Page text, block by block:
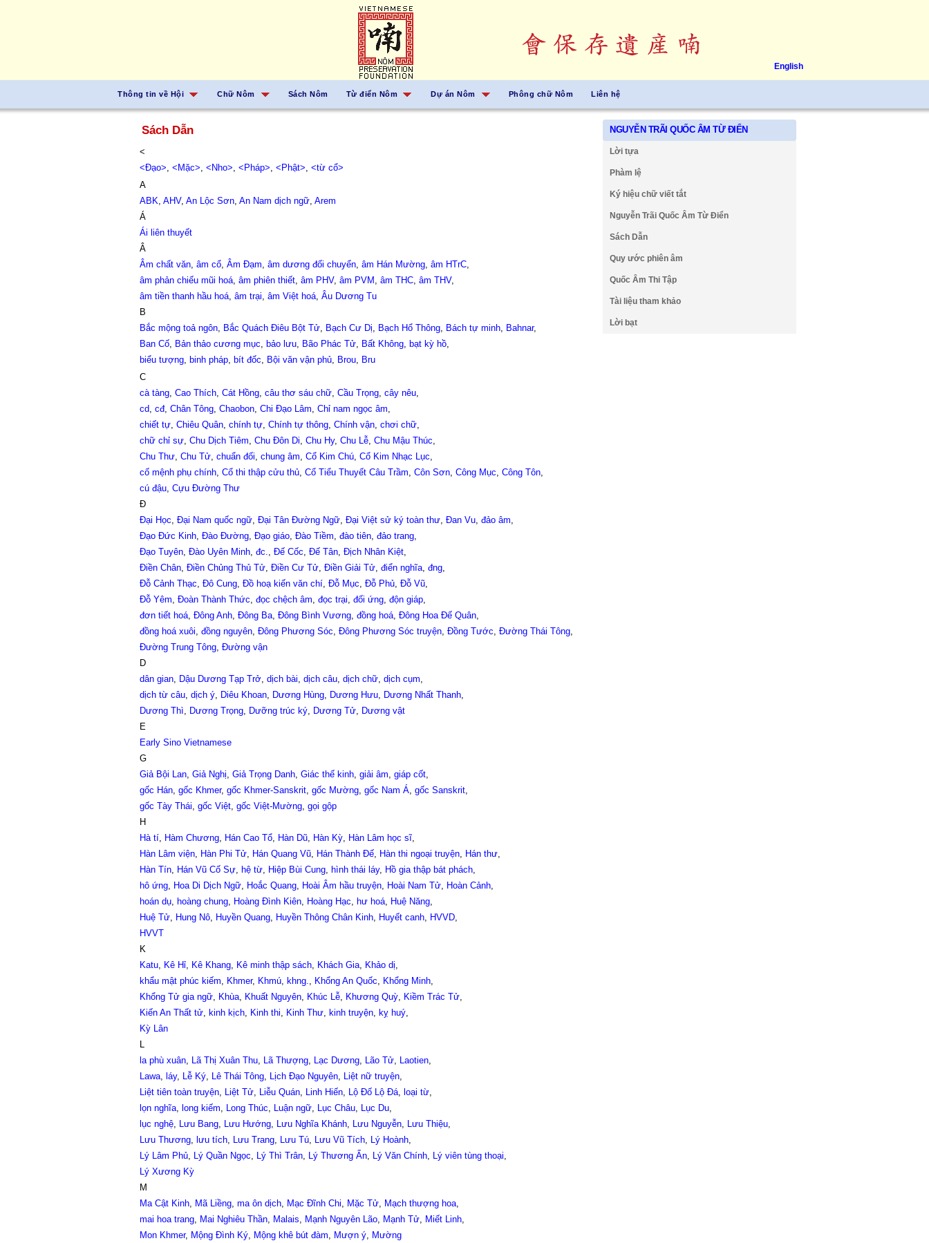
English
Thông tin về Hội Chữ Nôm Sách Nôm Từ điển Nôm Dự án Nôm Phông chữ Nôm Liên hệ
Sách Dẫn
<
<Đạo>, <Mặc>, <Nho>, <Pháp>, <Phật>, <từ cổ>
A
ABK, AHV, An Lộc Sơn, An Nam dịch ngữ, Arem
Á
Ái liên thuyết
Â
Âm chất văn, âm cổ, Âm Đạm, âm dương đối chuyển, âm Hán Mường, âm HTrC,
âm phản chiếu mũi hoá, âm phiên thiết, âm PHV, âm PVM , âm THC, âm THV,
âm tiền thanh hầu hoá, âm trại, âm Việt hoá, Âu Dương Tu
B
Bắc mộng toả ngôn, Bắc Quách Điêu Bột Tử, Bạch Cư Dị, Bạch Hổ Thông, Bách tự minh, Bahnar,
Ban Cố, Bản thảo cương mục, bảo lưu, Bão Phác Tử, Bất Không, bạt kỳ hồ,
biểu tượng, binh pháp, bít đốc, Bội văn vận phủ, Brou, Bru
C
cà tàng, Cao Thích, Cát Hồng, câu thơ sáu chữ, Cầu Trọng, cây nêu,
cd, cđ, Chân Tông, Chaobon, Chi Đạo Lâm, Chỉ nam ngọc âm,
chiết tự, Chiêu Quân, chính tự, Chính tự thông, Chính vận, chơi chữ,
chữ chỉ sự, Chu Dịch Tiêm, Chu Đôn Di, Chu Hy, Chu Lễ, Chu Mậu Thúc,
Chu Thư, Chu Tử, chuẩn đối, chung âm, Cổ Kim Chú, Cổ Kim Nhạc Lục,
cố mệnh phụ chính, Cổ thi thập cửu thủ, Cổ Tiểu Thuyết Câu Trầm, Côn Sơn, Công Mục, Công Tôn,
cú đậu, Cựu Đường Thư
Đ
Đại Học, Đại Nam quốc ngữ, Đại Tân Đường Ngữ, Đại Việt sử ký toàn thư, Đan Vu, đảo âm,
Đạo Đức Kinh, Đào Đường, Đạo giáo, Đào Tiềm, đào tiên, đảo trang,
Đạo Tuyên, Đào Uyên Minh, đc., Đế Cốc, Đế Tân, Địch Nhân Kiệt,
Điền Chân, Điền Chủng Thủ Tử, Điền Cư Tử, Điền Giải Tử, điển nghĩa, đng,
Đỗ Cảnh Thạc, Đô Cung, Đồ hoạ kiến văn chí, Đỗ Mục, Đỗ Phủ, Đỗ Vũ,
Đỗ Yêm, Đoàn Thành Thức, đọc chệch âm, đọc trại, đối ứng, độn giáp,
đơn tiết hoá, Đông Anh, Đông Ba, Đông Bình Vương, đồng hoá, Đông Hoa Đế Quân,
đồng hoá xuôi, đồng nguyên, Đông Phương Sóc, Đông Phương Sóc truyện, Đồng Tước, Đường Thái Tông,
Đường Trung Tông, Đường vận
D
dân gian, Dậu Dương Tạp Trở, dịch bài, dịch câu, dịch chữ, dịch cụm,
dịch từ câu, dịch ý, Diêu Khoan, Dương Hùng, Dương Hưu, Dương Nhất Thanh,
Dương Thì, Dương Trọng, Dưỡng trúc ký, Dương Tử, Dương vật
E
Early Sino Vietnamese
G
Giả Bội Lan, Giả Nghị, Giả Trọng Danh, Giác thế kinh, giải âm, giáp cốt,
gốc Hán, gốc Khmer, gốc Khmer-Sanskrit, gốc Mường, gốc Nam Á, gốc Sanskrit,
gốc Tày Thái, gốc Việt, gốc Việt-Mường, gọi gộp
H
Hà tí, Hàm Chương, Hán Cao Tổ, Hàn Dũ, Hàn Kỳ, Hàn Lâm học sĩ,
Hàn Lâm viện, Hàn Phi Tử, Hán Quang Vũ, Hán Thành Đế, Hàn thi ngoại truyện, Hán thư,
Hàn Tín, Hán Vũ Cố Sự, hệ từ, Hiệp Bùi Cung, hình thái láy, Hồ gia thập bát phách,
hô ứng, Hoa Di Dịch Ngữ, Hoắc Quang, Hoài Âm hầu truyện, Hoài Nam Tử, Hoàn Cảnh,
hoán dụ, hoàng chung, Hoàng Đình Kiên, Hoàng Hạc, hư hoá, Huệ Năng,
Huệ Tử, Hung Nô, Huyền Quang, Huyền Thông Chân Kinh, Huyết canh, HVVD,
HVVT
K
Katu, Kê Hỉ, Kê Khang, Kê minh thập sách, Khách Gia, Khảo dị,
khẩu mật phúc kiếm, Khmer, Khmú, khng., Khổng An Quốc, Khổng Minh,
Khổng Tử gia ngữ, Khùa, Khuất Nguyên, Khúc Lễ, Khương Quỳ, Kiềm Trác Tử,
Kiến An Thất tử, kinh kịch, Kinh thi, Kinh Thư, kinh truyện, kỵ huý,
Kỳ Lân
L
la phù xuân, Lã Thị Xuân Thu, Lã Thượng, Lạc Dương, Lão Tử, Laotien,
Lawa, láy, Lễ Ký, Lê Thái Tông, Lịch Đạo Nguyên, Liệt nữ truyện,
Liệt tiên toàn truyện, Liệt Tử, Liễu Quán, Linh Hiến, Lộ Đố Lộ Đá, loại từ,
lọn nghĩa, long kiếm, Long Thúc, Luận ngữ, Lục Châu, Lục Du,
lục nghệ, Lưu Bang, Lưu Hướng, Lưu Nghĩa Khánh, Lưu Nguyễn, Lưu Thiệu,
Lưu Thương, lưu tích, Lưu Trang, Lưu Tú, Lưu Vũ Tích, Lý Hoành,
Lý Lâm Phủ, Lý Quần Ngọc, Lý Thì Trân, Lý Thương Ẩn, Lý Văn Chính, Lý viên tùng thoại,
Lý Xương Kỳ
M
Ma Cật Kinh, Mã Liềng, ma ôn dịch, Mạc Đĩnh Chi, Mặc Tử, Mạch thượng hoa,
mai hoa trang, Mai Nghiêu Thần, Malais, Mạnh Nguyên Lão, Mạnh Tử, Miết Linh,
Mon Khmer, Mộng Đình Ký, Mộng khê bút đàm, Mượn ý, Mường
NGUYỄN TRÃI QUỐC ÂM TỪ ĐIỂN
Lời tựa
Phàm lệ
Ký hiệu chữ viết tắt
Nguyễn Trãi Quốc Âm Từ Điển
Sách Dẫn
Quy ước phiên âm
Quốc Âm Thi Tập
Tài liệu tham khảo
Lời bạt